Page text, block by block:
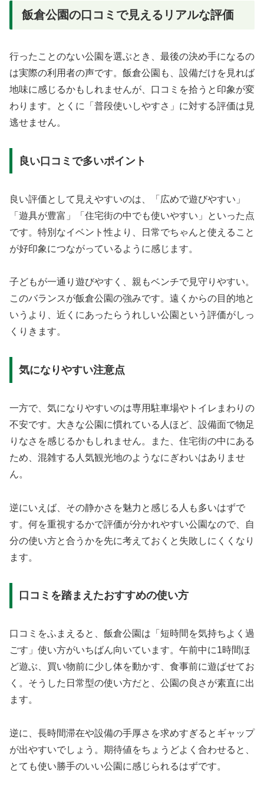
飯倉公園の口コミで見えるリアルな評価
行ったことのない公園を選ぶとき、最後の決め手になるの
は実際の利用者の声です。飯倉公園も、設備だけを見れば
地味に感じるかもしれませんが、口コミを拾うと印象が変
わります。とくに「普段使いしやすさ」に対する評価は見
逃せません。
良い口コミで多いポイント
良い評価として見えやすいのは、「広めで遊びやすい」
「遊具が豊富」「住宅街の中でも使いやすい」といった点
です。特別なイベント性より、日常でちゃんと使えること
が好印象につながっているように感じます。
子どもが一通り遊びやすく、親もベンチで見守りやすい。
このバランスが飯倉公園の強みです。遠くからの目的地と
いうより、近くにあったらうれしい公園という評価がしっ
くりきます。
気になりやすい注意点
一方で、気になりやすいのは専用駐車場やトイレまわりの
不安です。大きな公園に慣れている人ほど、設備面で物足
りなさを感じるかもしれません。また、住宅街の中にある
ため、混雑する人気観光地のようなにぎわいはありませ
ん。
逆にいえば、その静かさを魅力と感じる人も多いはずで
す。何を重視するかで評価が分かれやすい公園なので、自
分の使い方と合うかを先に考えておくと失敗しにくくなり
ます。
口コミを踏まえたおすすめの使い方
口コミをふまえると、飯倉公園は「短時間を気持ちよく過
ごす」使い方がいちばん向いています。午前中に1時間ほ
ど遊ぶ、買い物前に少し体を動かす、食事前に遊ばせてお
く。そうした日常型の使い方だと、公園の良さが素直に出
ます。
逆に、長時間滞在や設備の手厚さを求めすぎるとギャップ
が出やすいでしょう。期待値をちょうどよく合わせると、
とても使い勝手のいい公園に感じられるはずです。